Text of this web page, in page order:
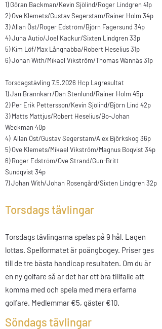
1) Göran Backman/Kevin Sjölind/Roger Lindgren 41p
2) Ove Klemets/Gustav Segerstam/Rainer Holm 34p
3) Allan Öst/Roger Edström/Björn Fagersund 34p
4) Juha Autio/Joel Kackur/Sixten Lindgren 33p
5) Kim Löf/Max Långnabba/Robert Heselius 31p
6) Johan With/Mikael Vikström/Thomas Wannäs 31p
Torsdagstävling 7.5.2026 Hcp Lagresultat
1)Jan Brännkärr/Dan Stenlund/Rainer Holm 45p
2)Per Erik Pettersson/Kevin Sjölind/Björn Lind 42p
3)Matts Mattjus/Robert Heselius/Bo-Johan
Weckman 40p
4) Allan Öst/Gustav Segerstam/Alex Björkskog 36p
5)Ove Klemets/Mikael Vikström/Magnus Boqvist 34p
6)Roger Edström/Ove Strand/Gun-Britt
Sundqvist 34p
7)Johan With/Johan Rosengård/Sixten Lindgren 32p
Torsdags tävlingar
Torsdags tävlingarna spelas på 9 hål. Lagen
lottas. Spelformatet är poängbogey. Priser ges
till de tre bästa handicap resultaten. Om du är
en ny golfare så är det här ett bra tillfälle att
komma med och spela med mera erfarna
golfare. Medlemmar €5, gäster €10.
Söndags tävlingar